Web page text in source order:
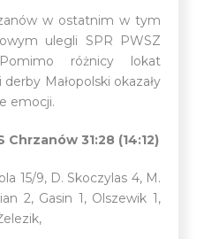
w ostatnim w tym
ulegli SPR PWSZ
różnicy lokat
Małopolski okazały
emocji.
Chrzanów 31:28 (14:12)
15/9, D. Skoczylas 4, M.
2, Gasin 1, Olszewik 1,